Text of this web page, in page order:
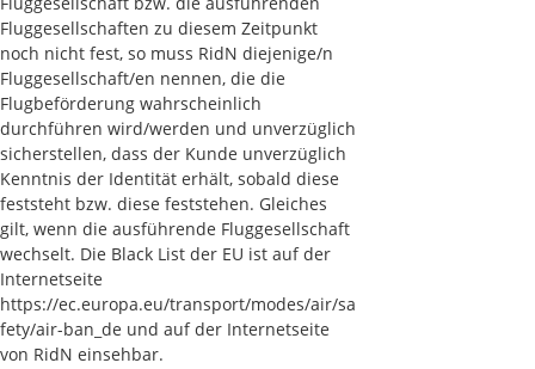
Fluggesellschaften zu diesem Zeitpunkt
noch nicht fest, so muss RidN diejenige/n
Fluggesellschaft/en nennen, die die
Flugbeförderung wahrscheinlich
durchführen wird/werden und unverzüglich
sicherstellen, dass der Kunde unverzüglich
Kenntnis der Identität erhält, sobald diese
feststeht bzw. diese feststehen. Gleiches
gilt, wenn die ausführende Fluggesellschaft
wechselt. Die Black List der EU ist auf der
Internetseite
https://ec.europa.eu/transport/modes/air/sa
fety/air-ban_de und auf der Internetseite
von RidN einsehbar.